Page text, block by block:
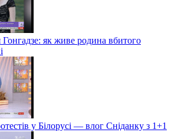
Гонгадзе: як живе родина вбитого
у Білорусі — влог Сніданку з 1+1